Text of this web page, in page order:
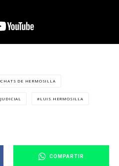
CHATS DE HERMOSILLA
JUDICIAL LUIS HERMOSILLA
COMPARTIR